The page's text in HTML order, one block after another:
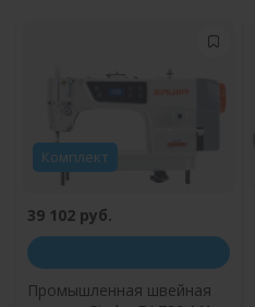
Комплект
39 102 руб.
Промышленная швейная